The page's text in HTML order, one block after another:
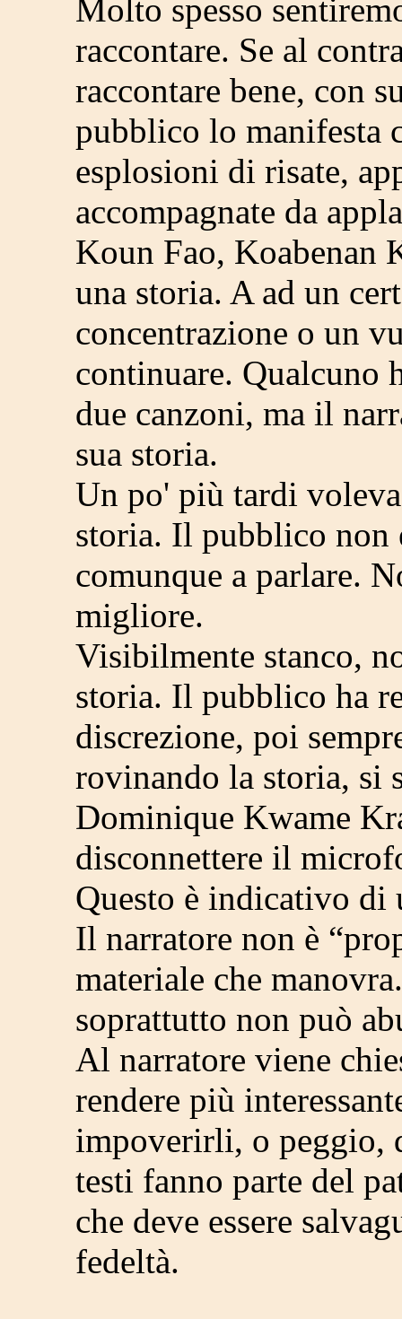
Molto spesso
raccontare. Se al
raccontare bene, con
pubblico lo manifesta
esplosioni di risate,
accompagnate da
Koun Fao, Koabenan
una storia. A ad un
concentrazione o un
continuare. Qualcuno
due canzoni, ma il
sua storia.
Un po' più tardi
storia. Il pubblico non
comunque a parlare.
migliore.
Visibilmente stanco,
storia. Il pubblico ha
discrezione, poi
rovinando la storia, si
Dominique Kwame
disconnettere il
Questo è indicativo di
Il narratore non è
materiale che
soprattutto non può
Al narratore viene
rendere più
impoverirli, o peggio,
testi fanno parte del
che deve essere
fedeltà.